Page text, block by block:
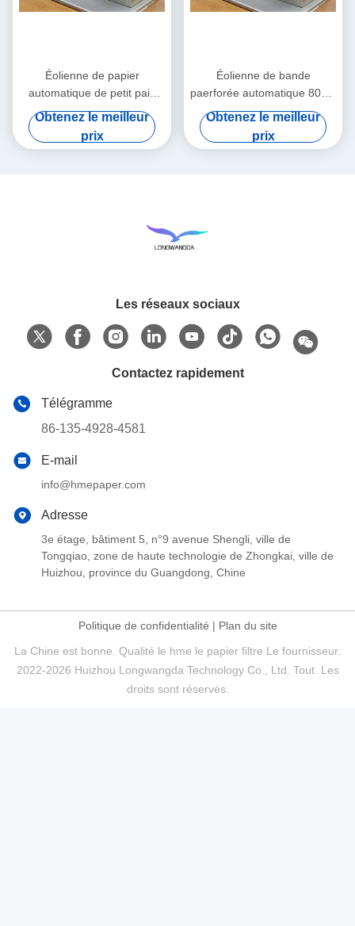
Éolienne de papier
automatique de petit pain
d'éolienne de bande
Obtenez le meilleur
prix
Éolienne de bande
paerforée automatique 80cm
x 45cm x 55cm
Obtenez le meilleur
prix
Les réseaux sociaux
Contactez rapidement
Télégramme
86-135-4928-4581
E-mail
info@hmepaper.com
Adresse
3e étage, bâtiment 5, n°9 avenue Shengli, ville de
Tongqiao, zone de haute technologie de Zhongkai, ville de
Huizhou, province du Guangdong, Chine
Politique de confidentialité | Plan du site
La Chine est bonne. Qualité le hme le papier filtre Le fournisseur.
2022-2026 Huizhou Longwangda Technology Co., Ltd. Tout. Les
droits sont réservés.